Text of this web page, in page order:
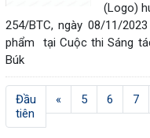
(Logo)
254/BTC, ngày 08/11/
phẩm tại Cuộc thi Sáng
Búk
Đầu
tiên
« 5 6 7